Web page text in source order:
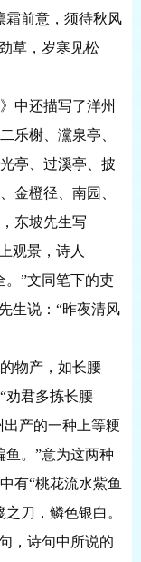
霜前意，须待秋风
草，岁寒见松
中还描写了洋州
乐榭、灙泉亭、
亭、过溪亭、披
金橙径、南园、
东坡先生写
观景，诗人
。”文同笔下的吏
生说：“昨夜清风
物产，如长腰
“劝君多拣长腰
出产的一种上等粳
鱼。”意为这两种
有“桃花流水鮆鱼
刀，鳞色银白。
，诗句中所说的